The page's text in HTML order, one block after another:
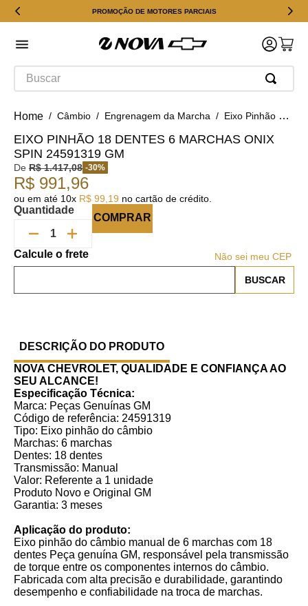
PROMOÇÃO DE MOTORES PARCIAIS
Buscar
Câmbio Engrenagem da Marcha Eixo Pinhão 18 Dentes 6 Marchas Onix Spin 24591319 GM
EIXO PINHÃO 18 DENTES 6 MARCHAS ONIX
SPIN 24591319 GM
De R$ 1.417,08 -30%
R$ 991,96
ou em até 10x R$ 99 19 no cartão de crédito.
Quantidade
COMPRAR
Não sei meu CEP
DESCRIÇÃO DO PRODUTO
NOVA CHEVROLET, QUALIDADE E CONFIANÇA AO
SEU ALCANCE!
Especificação Técnica:
Marca: Peças Genuínas GM
Código de referência: 24591319
Tipo: Eixo pinhão do câmbio
Marchas: 6 marchas
Dentes: 18 dentes
Transmissão: Manual
Valor: Referente a 1 unidade
Produto Novo e Original GM
Garantia: 3 meses
Aplicação do produto:
Eixo pinhão do câmbio manual de 6 marchas com 18
dentes Peça genuína GM, responsável pela transmissão
de torque entre os componentes internos do câmbio.
Fabricada com alta precisão e durabilidade, garantindo
desempenho e confiabilidade na troca de marchas.